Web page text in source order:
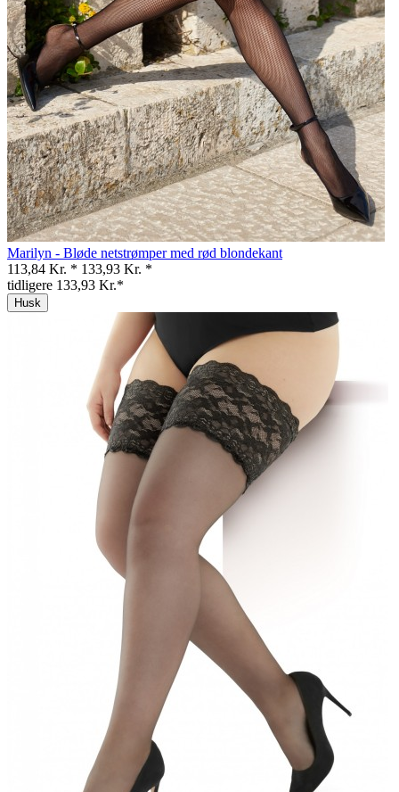
Marilyn - Bløde netstrømper med rød blondekant
113,84 Kr. * 133,93 Kr. *
tidligere 133,93 Kr.*
Husk